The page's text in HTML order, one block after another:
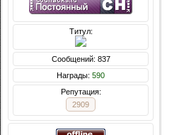
Титул:
Сообщений: 837
Награды: 590
Репутация:
2909